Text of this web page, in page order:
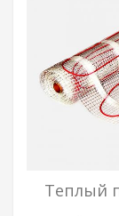
Теплый